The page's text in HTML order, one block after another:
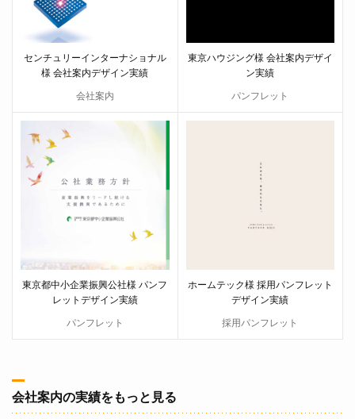
センチュリーインターナショナル
様 会社案内デザイン実績
会社案内
東京ハウジング様 会社案内デザイ
ン実績
パンフレット
東京都中小企業振興公社様 パンフ
レットデザイン実績
パンフレット
ホームテック様 採用パンフレット
デザイン実績
採用パンフレット
会社案内の実績をもっと見る